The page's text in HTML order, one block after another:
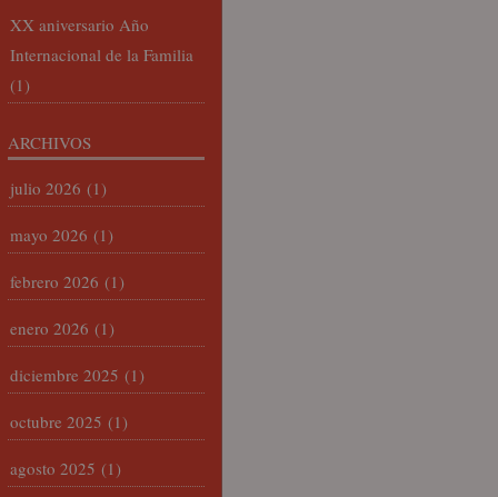
XX aniversario Año
Internacional de la Familia
(1)
ARCHIVOS
julio 2026 (1)
mayo 2026 (1)
febrero 2026 (1)
enero 2026 (1)
diciembre 2025 (1)
octubre 2025 (1)
agosto 2025 (1)